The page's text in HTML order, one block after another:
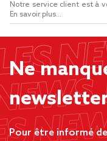
Notre service client est à
En savoir plus...
Ne
Pour être informé